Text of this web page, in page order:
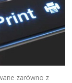
zarówno z